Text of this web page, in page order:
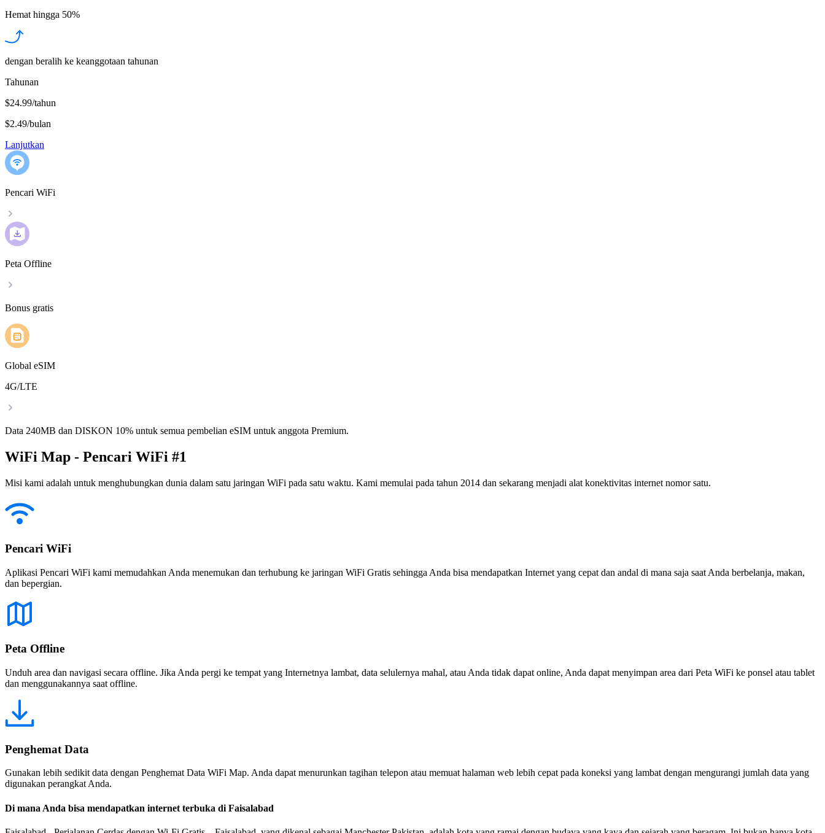
Hemat hingga 50%
dengan beralih ke keanggotaan tahunan
Tahunan
$24.99/tahun
$2.49/bulan
Lanjutkan
Pencari WiFi
Peta Offline
Bonus gratis
Global eSIM
4G/LTE
Data 240MB dan DISKON 10% untuk semua pembelian eSIM untuk anggota Premium.
WiFi Map - Pencari WiFi #1
Misi kami adalah untuk menghubungkan dunia dalam satu jaringan WiFi pada satu waktu. Kami memulai pada tahun 2014 dan sekarang menjadi alat konektivitas internet nomor satu.
Pencari WiFi
Aplikasi Pencari WiFi kami memudahkan Anda menemukan dan terhubung ke jaringan WiFi Gratis sehingga Anda bisa mendapatkan Internet yang cepat dan andal di mana saja saat Anda berbelanja, makan,
dan bepergian.
Peta Offline
Unduh area dan navigasi secara offline. Jika Anda pergi ke tempat yang Internetnya lambat, data selulernya mahal, atau Anda tidak dapat online, Anda dapat menyimpan area dari Peta WiFi ke ponsel atau tablet
dan menggunakannya saat offline.
Penghemat Data
Gunakan lebih sedikit data dengan Penghemat Data WiFi Map. Anda dapat menurunkan tagihan telepon atau memuat halaman web lebih cepat pada koneksi yang lambat dengan mengurangi jumlah data yang
digunakan perangkat Anda.
Di mana Anda bisa mendapatkan internet terbuka di Faisalabad